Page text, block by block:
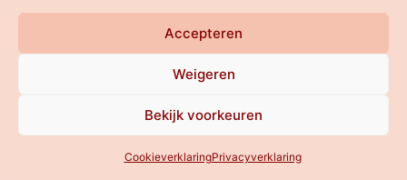
Accepteren
Weigeren
Bekijk voorkeuren
CookieverklaringPrivacyverklaring